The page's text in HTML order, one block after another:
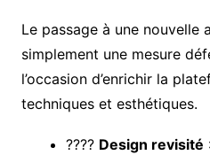
Le passage à une nouvelle
simplement une mesure
l’occasion d’enrichir la
techniques et esthétiques.
???? Design revisité